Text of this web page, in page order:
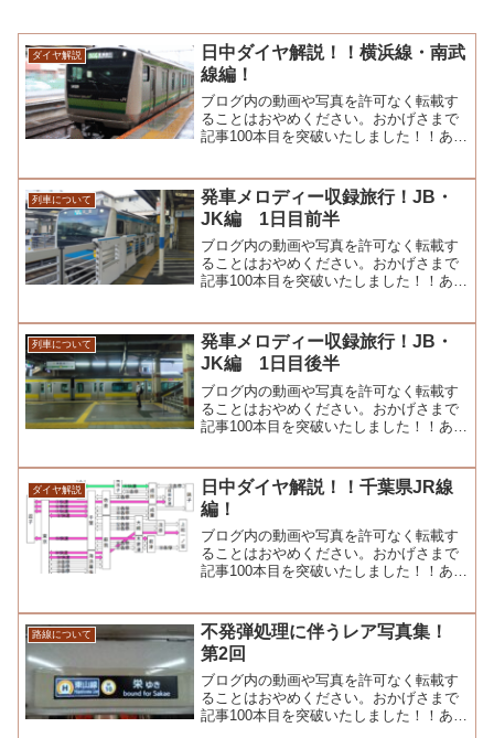
ダイヤ解説
日中ダイヤ解説！！横浜線・南武
線編！
ブログ内の動画や写真を許可なく転載す
ることはおやめください。おかげさまで
記事100本目を突破いたしました！！あり
列車について
発車メロディー収録旅行！JB・
JK編 1日目前半
ブログ内の動画や写真を許可なく転載す
ることはおやめください。おかげさまで
記事100本目を突破いたしました！！あり
列車について
発車メロディー収録旅行！JB・
JK編 1日目後半
ブログ内の動画や写真を許可なく転載す
ることはおやめください。おかげさまで
記事100本目を突破いたしました！！あり
ダイヤ解説
日中ダイヤ解説！！千葉県JR線
編！
ブログ内の動画や写真を許可なく転載す
ることはおやめください。おかげさまで
記事100本目を突破いたしました！！あり
路線について
不発弾処理に伴うレア写真集！
第2回
ブログ内の動画や写真を許可なく転載す
ることはおやめください。おかげさまで
記事100本目を突破いたしました！！あり